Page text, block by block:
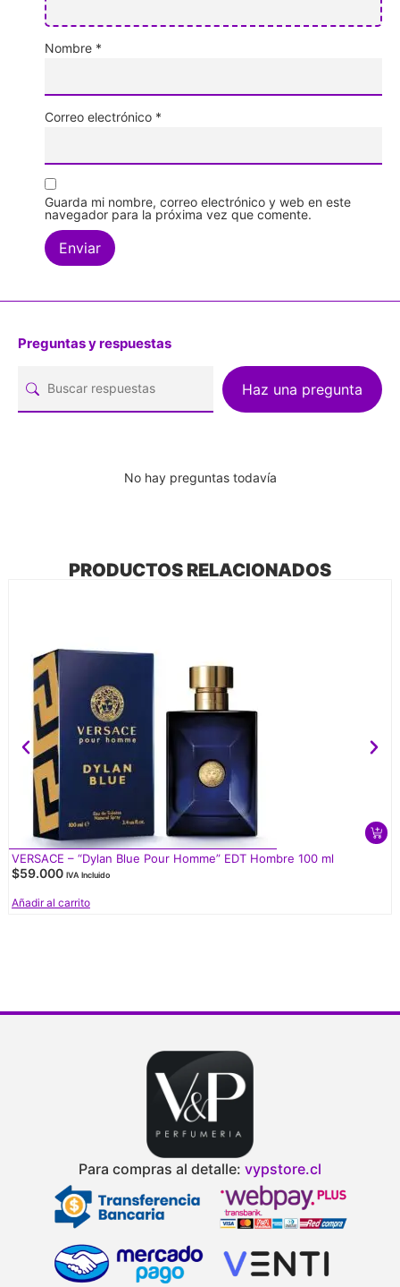
Nombre *
Correo electrónico *
Guarda mi nombre, correo electrónico y web en este
navegador para la próxima vez que comente.
Preguntas y respuestas
Haz una pregunta
No hay preguntas todavía
PRODUCTOS RELACIONADOS
VERSACE – “Dylan Blue Pour Homme” EDT Hombre 100 ml
$59.000 IVA Incluido
Añadir al carrito
Para compras al detalle: vypstore.cl